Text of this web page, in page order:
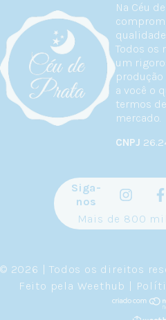
Na Céu
Todos os
um
a você o
termos
mercado.
CNPJ
Siga-
nos
Mais de 800
© 2026 | Todos os direitos
Feito pela Weethub |